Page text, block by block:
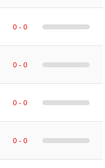
0 - 0
0 - 0
0 - 0
0 - 0